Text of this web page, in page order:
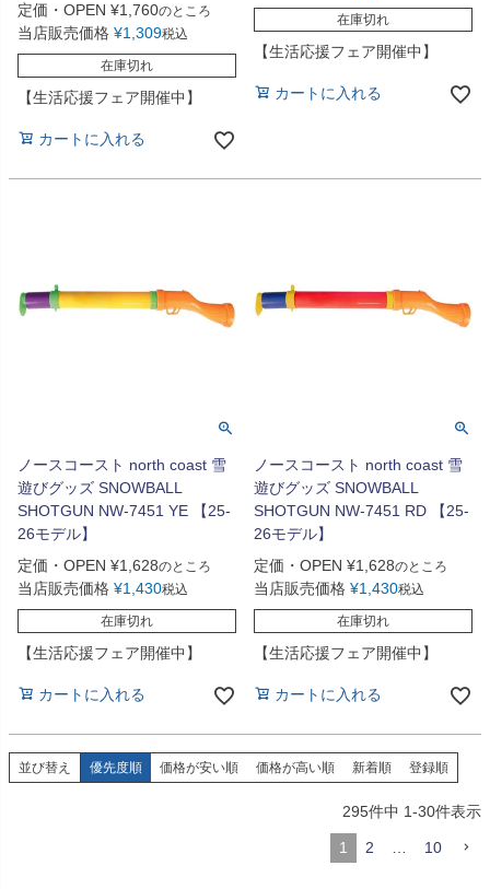
定価・OPEN ¥1,760のところ
当店販売価格 ¥1,309税込
在庫切れ
【生活応援フェア開催中】
カートに入れる
在庫切れ
【生活応援フェア開催中】
カートに入れる
ノースコースト north coast 雪
遊びグッズ SNOWBALL
SHOTGUN NW-7451 YE 【25-
26モデル】
定価・OPEN ¥1,628のところ
当店販売価格 ¥1,430税込
在庫切れ
【生活応援フェア開催中】
カートに入れる
ノースコースト north coast 雪
遊びグッズ SNOWBALL
SHOTGUN NW-7451 RD 【25-
26モデル】
定価・OPEN ¥1,628のところ
当店販売価格 ¥1,430税込
在庫切れ
【生活応援フェア開催中】
カートに入れる
並び替え 優先度順 価格が安い順 価格が高い順 新着順 登録順
295件中 1-30件表示
1 2 10